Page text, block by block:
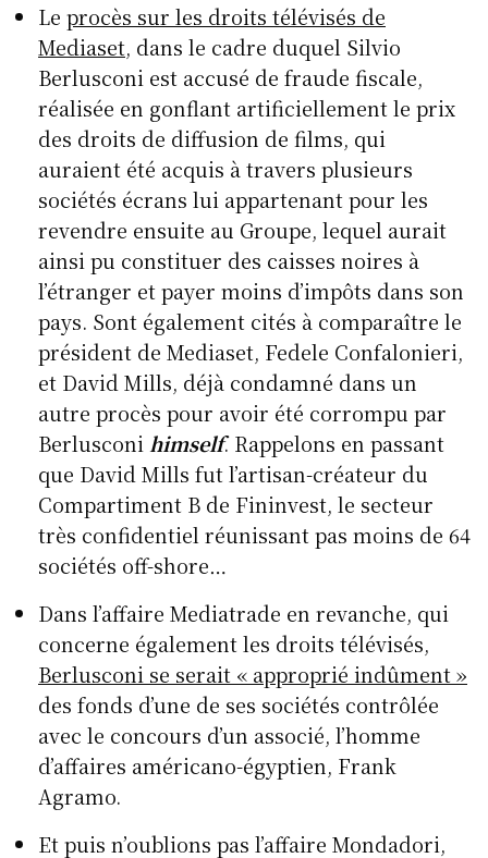
Le procès sur les droits télévisés de
Mediaset, dans le cadre duquel Silvio
Berlusconi est accusé de fraude fiscale,
réalisée en gonflant artificiellement le prix
des droits de diffusion de films, qui
auraient été acquis à travers plusieurs
sociétés écrans lui appartenant pour les
revendre ensuite au Groupe, lequel aurait
ainsi pu constituer des caisses noires à
l’étranger et payer moins d’impôts dans son
pays. Sont également cités à comparaître le
président de Mediaset, Fedele Confalonieri,
et David Mills, déjà condamné dans un
autre procès pour avoir été corrompu par
Berlusconi himself. Rappelons en passant
que David Mills fut l’artisan-créateur du
Compartiment B de Fininvest, le secteur
très confidentiel réunissant pas moins de 64
sociétés off-shore…
Dans l’affaire Mediatrade en revanche, qui
concerne également les droits télévisés,
Berlusconi se serait « approprié indûment »
des fonds d’une de ses sociétés contrôlée
avec le concours d’un associé, l’homme
d’affaires américano-égyptien, Frank
Agramo.
Et puis n’oublions pas l’affaire Mondadori,